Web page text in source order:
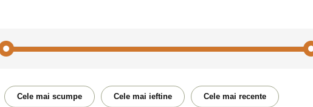
Cele mai scumpe Cele mai ieftine Cele mai recente